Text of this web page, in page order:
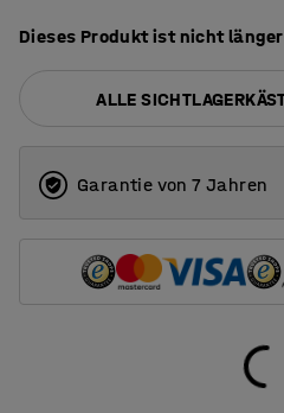
Dieses Produkt ist nicht
ALLE
Garantie von 7 Jahren